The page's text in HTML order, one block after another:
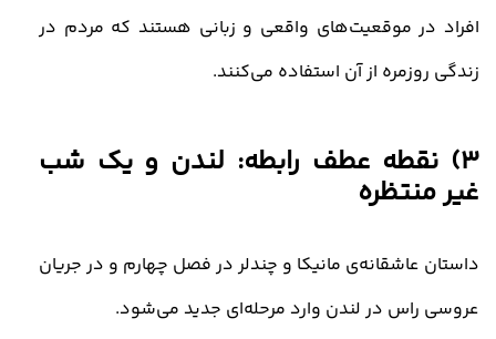
افراد در موقعیت‌های واقعی و زبانی هستند که مردم در
زندگی روزمره از آن استفاده می‌کنند.
3) نقطه عطف رابطه: لندن و یک شب
غیر منتظره
داستان عاشقانه‌ی مانیکا و چندلر در فصل چهارم و در جریان
عروسی راس در لندن وارد مرحله‌ای جدید می‌شود.